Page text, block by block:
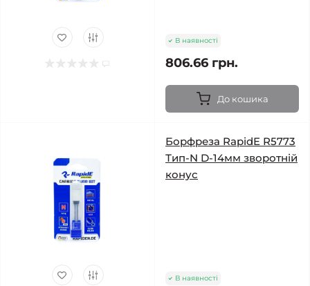
В наявності
806.66 грн.
До кошика
Борфреза RapidE R5773
Тип-N D-14мм зворотній
конус
В наявності